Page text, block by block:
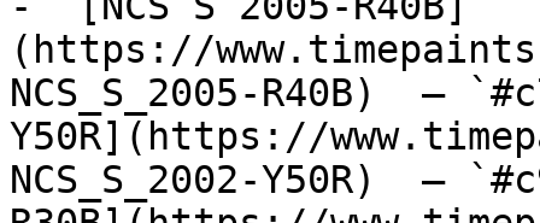
(https://
NCS_S_2005-R40B)  —
Y50R](https://
NCS_S_2002-Y50R)  —